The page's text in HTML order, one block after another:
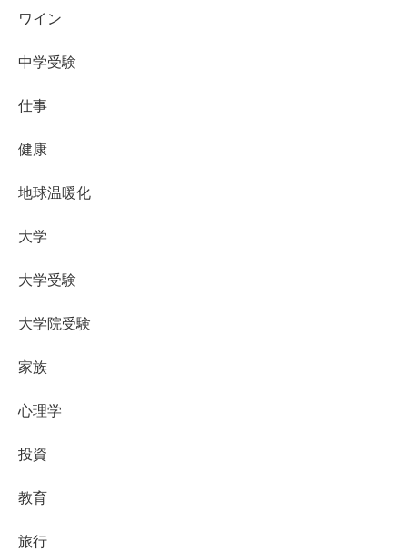
ワイン
中学受験
仕事
健康
地球温暖化
大学
大学受験
大学院受験
家族
心理学
投資
教育
旅行